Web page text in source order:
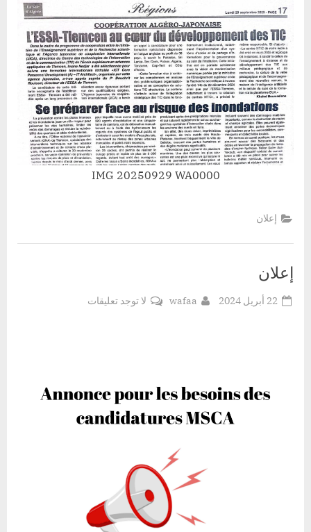
IMG 20250929 WA0000
إعلان
إعلان
Posted
22 أبريل 2024 By
wafaa لا توجد تعليقاتعلى